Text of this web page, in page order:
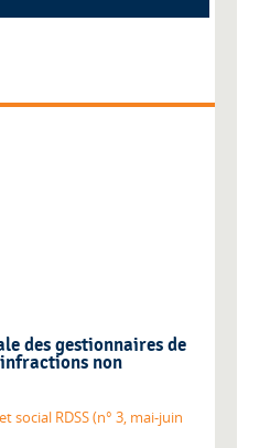
des gestionnaires de
non
social RDSS (n° 3, mai-juin